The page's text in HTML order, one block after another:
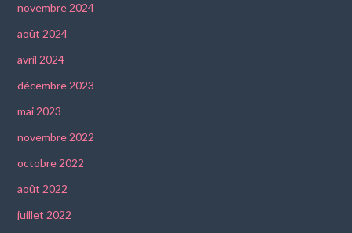
novembre 2024
août 2024
avril 2024
décembre 2023
mai 2023
novembre 2022
octobre 2022
août 2022
juillet 2022